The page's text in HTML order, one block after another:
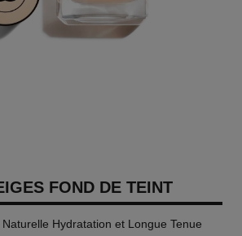
FOND DE TEINT
Hydratation et Longue Tenue